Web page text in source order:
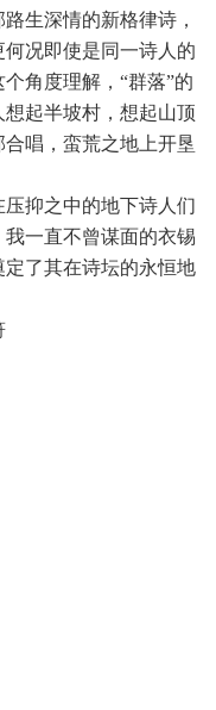
生深情的新格律诗，
何况即使是同一诗人的
角度理解，“群落”的
起半坡村，想起山顶
唱，蛮荒之地上开垦
压抑之中的地下诗人们
一直不曾谋面的衣锡
了其在诗坛的永恒地